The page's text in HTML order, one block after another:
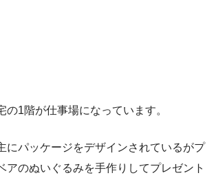
の1階が仕事場になっています。
にパッケージをデザインされているがプ
アのぬいぐるみを手作りしてプレゼント